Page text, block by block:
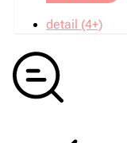
detail (4+)